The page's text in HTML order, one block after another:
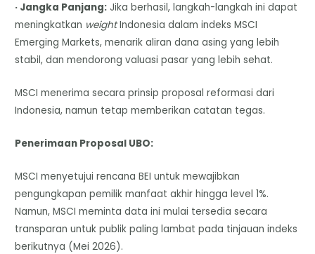
· Jangka Panjang: Jika berhasil, langkah-langkah ini dapat
meningkatkan weightIndonesia dalam indeks MSCI
Emerging Markets, menarik aliran dana asing yang lebih
stabil, dan mendorong valuasi pasar yang lebih sehat.
MSCI menerima secara prinsip proposal reformasi dari
Indonesia, namun tetap memberikan catatan tegas.
​Penerimaan Proposal UBO:
MSCI menyetujui rencana BEI untuk mewajibkan
pengungkapan pemilik manfaat akhir hingga level 1%.
Namun, MSCI meminta data ini mulai tersedia secara
transparan untuk publik paling lambat pada tinjauan indeks
berikutnya (Mei 2026).